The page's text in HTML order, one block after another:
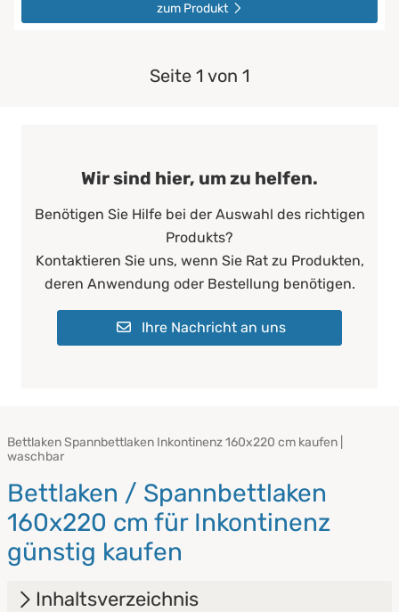
zum Produkt
Seite 1 von 1
Wir sind hier, um zu helfen.
Benötigen Sie Hilfe bei der Auswahl des richtigen
Produkts?
Kontaktieren Sie uns, wenn Sie Rat zu Produkten,
deren Anwendung oder Bestellung benötigen.
Ihre Nachricht an uns
Bettlaken Spannbettlaken Inkontinenz 160x220 cm kaufen |
waschbar
Bettlaken / Spannbettlaken
160x220 cm für Inkontinenz
günstig kaufen
Inhaltsverzeichnis